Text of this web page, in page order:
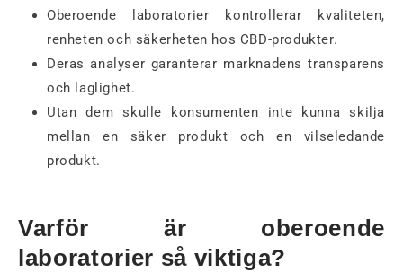
Oberoende laboratorier kontrollerar kvaliteten,
renheten och säkerheten hos CBD-produkter.
Deras analyser garanterar marknadens transparens
och laglighet.
Utan dem skulle konsumenten inte kunna skilja
mellan en säker produkt och en vilseledande
produkt.
Varför är oberoende
laboratorier så viktiga?